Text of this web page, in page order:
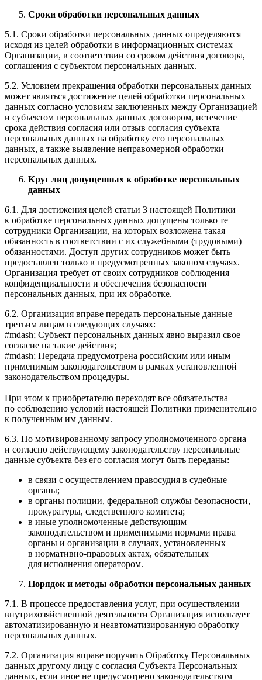
Сроки обработки персональных данных
5.1. Сроки обработки персональных данных определяются
исходя из целей обработки в информационных системах
Организации, в соответствии со сроком действия договора,
соглашения с субъектом персональных данных.
5.2. Условием прекращения обработки персональных данных
может являться достижение целей обработки персональных
данных согласно условиям заключенных между Организацией
и субъектом персональных данных договором, истечение
срока действия согласия или отзыв согласия субъекта
персональных данных на обработку его персональных
данных, а также выявление неправомерной обработки
персональных данных.
Круг лиц допущенных к обработке персональных
данных
6.1. Для достижения целей статьи 3 настоящей Политики
к обработке персональных данных допущены только те
сотрудники Организации, на которых возложена такая
обязанность в соответствии с их служебными (трудовыми)
обязанностями. Доступ других сотрудников может быть
предоставлен только в предусмотренных законом случаях.
Организация требует от своих сотрудников соблюдения
конфиденциальности и обеспечения безопасности
персональных данных, при их обработке.
6.2. Организация вправе передать персональные данные
третьим лицам в следующих случаях:
#mdash; Субъект персональных данных явно выразил свое
согласие на такие действия;
#mdash; Передача предусмотрена российским или иным
применимым законодательством в рамках установленной
законодательством процедуры.
При этом к приобретателю переходят все обязательства
по соблюдению условий настоящей Политики применительно
к полученным им данным.
6.3. По мотивированному запросу уполномоченного органа
и согласно действующему законодательству персональные
данные субъекта без его согласия могут быть переданы:
в связи с осуществлением правосудия в судебные
органы;
в органы полиции, федеральной службы безопасности,
прокуратуры, следственного комитета;
в иные уполномоченные действующим
законодательством и применимыми нормами права
органы и организации в случаях, установленных
в нормативно-правовых актах, обязательных
для исполнения оператором.
Порядок и методы обработки персональных данных
7.1. В процессе предоставления услуг, при осуществлении
внутрихозяйственной деятельности Организация использует
автоматизированную и неавтоматизированную обработку
персональных данных.
7.2. Организация вправе поручить Обработку Персональных
данных другому лицу с согласия Субъекта Персональных
данных, если иное не предусмотрено законодательством